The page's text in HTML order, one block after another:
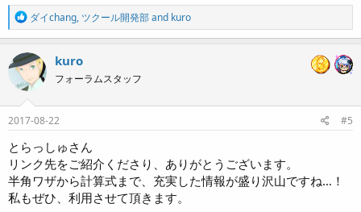
R
e
a
c
t
i
o
n
s
ダイchang, ツクール開発部and kuro
kuro
フォーラムスタッフ
2017-08-22 #5
とらっしゅさん
リンク先をご紹介くださり、ありがとうございます。
半角ワザから計算式まで、充実した情報が盛り沢山ですね…！
私もぜひ、利用させて頂きます。